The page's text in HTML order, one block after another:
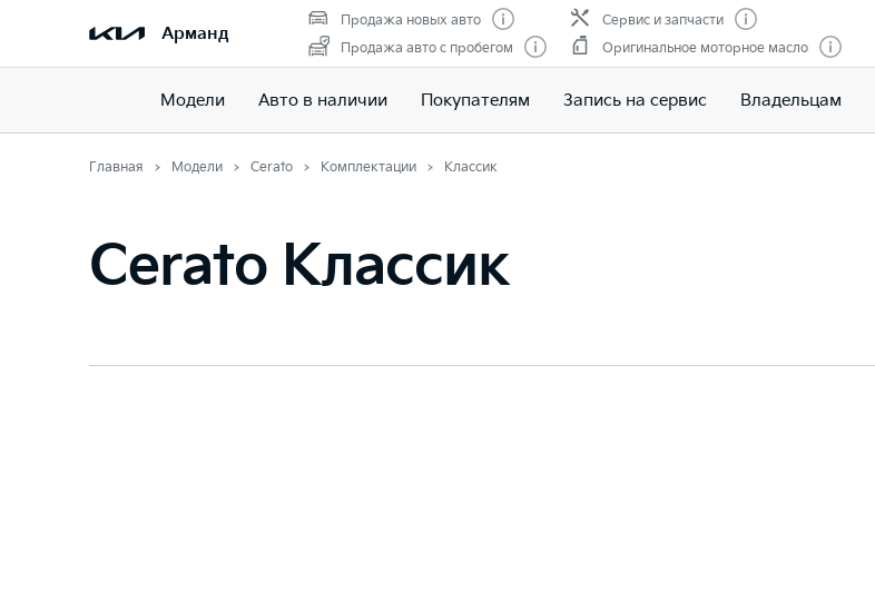
Арманд
Продажа новых авто
Продажа авто с пробегом
Сервис и запчасти
Оригинальное моторное масло
Модели Авто в наличии Покупателям Запись на сервис Владельцам
Главная Модели Cerato Комплектации Классик
Cerato Классик